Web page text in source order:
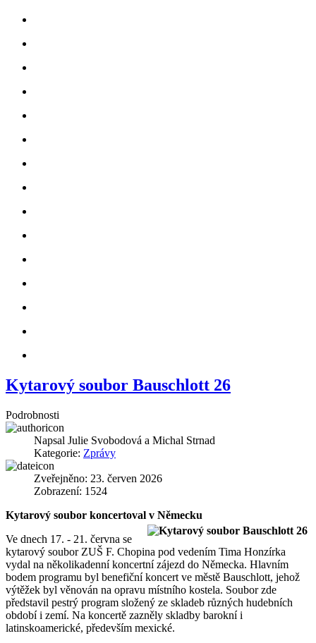
Kytarový soubor Bauschlott 26
Podrobnosti
Napsal Julie Svobodová a Michal Strnad
Kategorie: Zprávy
Zveřejněno: 23. červen 2026
Zobrazení: 1524
Kytarový soubor koncertoval v Německu
Ve dnech 17. - 21. června se
kytarový soubor ZUŠ F. Chopina pod vedením Tima Honzírka
vydal na několikadenní koncertní zájezd do Německa. Hlavním
bodem programu byl benefiční koncert ve městě Bauschlott, jehož
výtěžek byl věnován na opravu místního kostela. Soubor zde
představil pestrý program složený ze skladeb různých hudebních
období i zemí. Na koncertě zazněly skladby barokní i
latinskoamerické, především mexické.